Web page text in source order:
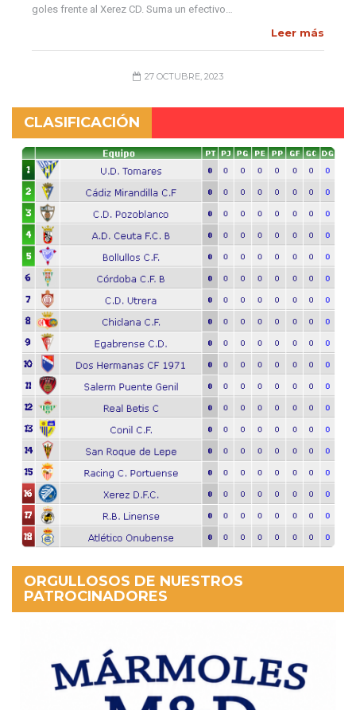
goles frente al Xerez CD. Suma un efectivo…
Leer más
27 OCTUBRE, 2023
CLASIFICACIÓN
ORGULLOSOS DE NUESTROS
PATROCINADORES